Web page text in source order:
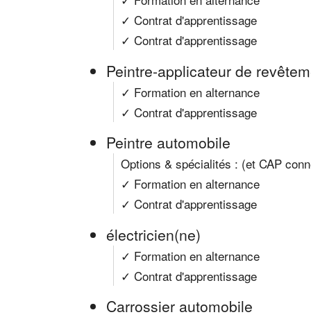
✓ Contrat d'apprentissage
✓ Contrat d'apprentissage
Peintre-applicateur de
✓ Formation en alternance
✓ Contrat d'apprentissage
Peintre automobile
Options & spécialités : (et CAP
✓ Formation en alternance
✓ Contrat d'apprentissage
électricien(ne)
✓ Formation en alternance
✓ Contrat d'apprentissage
Carrossier automobile